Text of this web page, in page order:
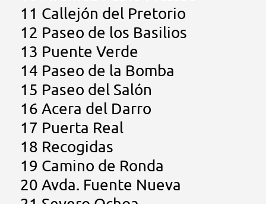
11 Callejón del Pretorio
12 Paseo de los Basilios
13 Puente Verde
14 Paseo de la Bomba
15 Paseo del Salón
16 Acera del Darro
17 Puerta Real
18 Recogidas
19 Camino de Ronda
20 Avda. Fuente Nueva